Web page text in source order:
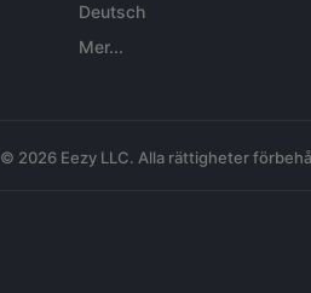
Deutsch
Mer...
© 2026 Eezy LLC. Alla rättigheter